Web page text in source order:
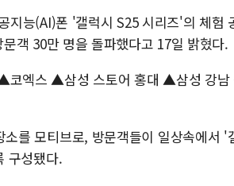
해군1함대 '창
원주시, 첨단
삼척시, 무건리
전남광주 화
청도 문수리
'해병 순직 책
지능(AI)폰 '갤럭시 S25 시리즈'의 체험
객 30만 명을 돌파했다고 17일 밝혔다.
엑스 ▲삼성 스토어 홍대 ▲삼성 강남
를 모티브로, 방문객들이 일상속에서 '
구성됐다.